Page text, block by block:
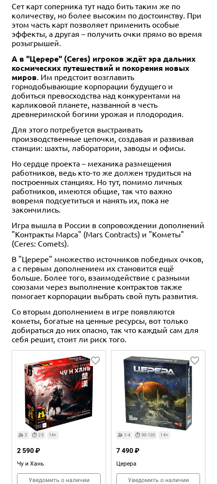
Сет карт соперника тут надо бить таким же по
количеству, но более высоким по достоинству. При
этом часть карт позволяет применить особые
эффекты, а другая – получить очки прямо во время
розыгрышей.
А в "Церере" (Ceres) игроков ждёт эра дальних
космических путешествий и покорения новых
миров . Им предстоит возглавить
горнодобывающие корпорации будущего и
добиться превосходства над конкурентами на
карликовой планете, названной в честь
древнеримской богини урожая и плодородия.
Для этого потребуется выстраивать
производственные цепочки, создавая и развивая
станции: шахты, лаборатории, заводы и офисы.
Но сердце проекта – механика размещения
работников, ведь кто-то же должен трудиться на
построенных станциях. Но тут, помимо личных
работников, имеются общие, так что важно
вовремя подсуетиться и нанять их, пока не
закончились.
Игра вышла в России в сопровождении дополнений
"Контракты Марса" (Mars Contracts) и "Кометы"
(Ceres: Comets).
В "Церере" множество источников победных очков,
а с первым дополнением их становится ещё
больше. Более того, взаимодействие с разными
союзами через выполнение контрактов также
помогает корпорации выбрать свой путь развития.
Со вторым дополнением в игре появляются
кометы, богатые на ценные ресурсы, вот только
добираться до них опасно, так что каждый сам для
себя решит, стоит ли риск того.
2 25 14+
Чу и Хань
2 590 ₽
Уведомить о наличии
1-4 90-120 14+
Церера
7 490 ₽
Уведомить о наличии